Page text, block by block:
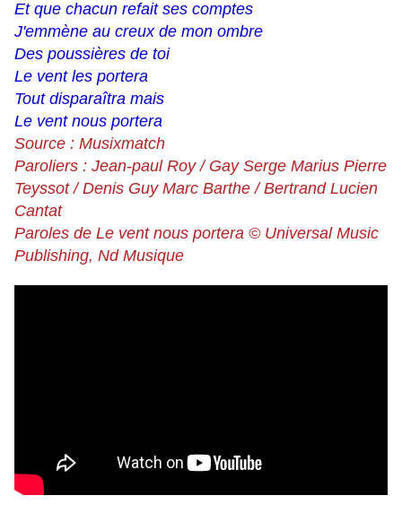
Et que chacun refait ses comptes
J'emmène au creux de mon ombre
Des poussières de toi
Le vent les portera
Tout disparaîtra mais
Le vent nous portera
Source : Musixmatch
Paroliers : Jean-paul Roy / Gay Serge Marius Pierre
Teyssot / Denis Guy Marc Barthe / Bertrand Lucien
Cantat
Paroles de Le vent nous portera © Universal Music
Publishing, Nd Musique